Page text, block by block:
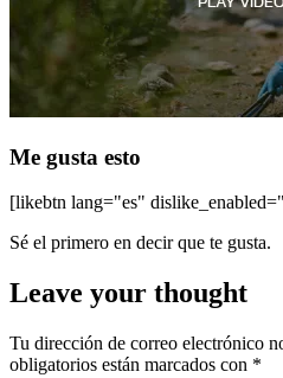
Me gusta esto
[likebtn lang="es"
Sé el primero en decir que te gusta.
Leave your thought
Tu dirección de correo electrónico
obligatorios están marcados con *